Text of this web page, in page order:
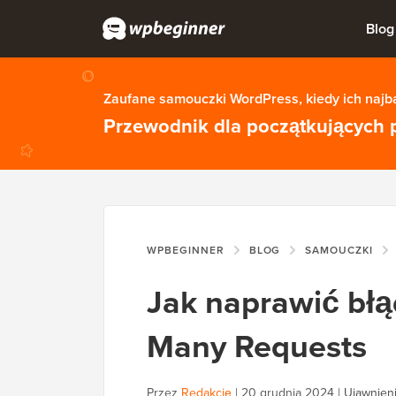
Blog
Zaufane samouczki WordPress, kiedy ich
Przewodnik dla początkujących
WPBEGINNER BLOG SAMOUCZKI
Jak naprawić
Many Requests